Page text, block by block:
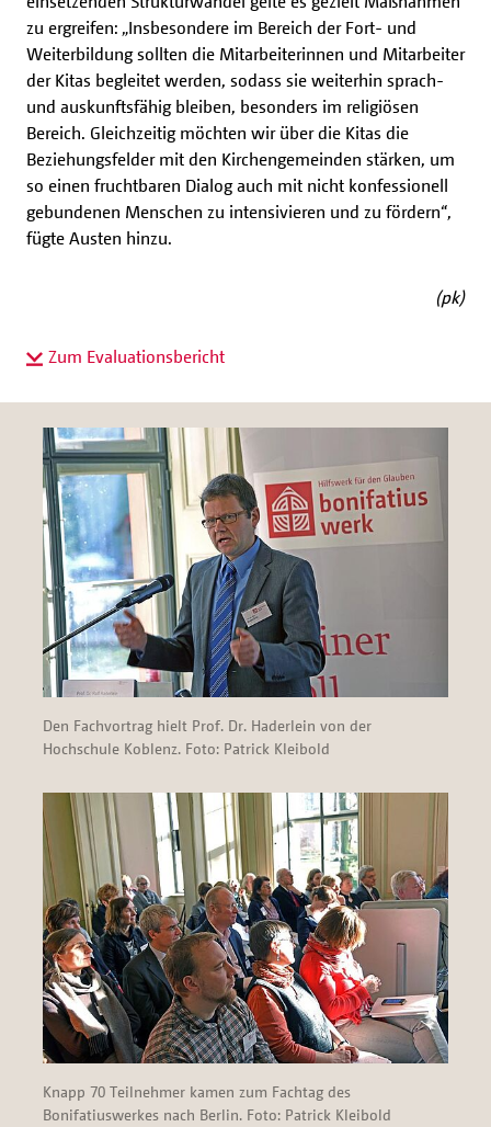
zu ergreifen: „Insbesondere im Bereich der Fort- und
Weiterbildung sollten die Mitarbeiterinnen und Mitarbeiter
der Kitas begleitet werden, sodass sie weiterhin sprach-
und auskunftsfähig bleiben, besonders im religiösen
Bereich. Gleichzeitig möchten wir über die Kitas die
Beziehungsfelder mit den Kirchengemeinden stärken, um
so einen fruchtbaren Dialog auch mit nicht konfessionell
gebundenen Menschen zu intensivieren und zu fördern“,
fügte Austen hinzu.
(pk)
Zum Evaluationsbericht
Den Fachvortrag hielt Prof. Dr. Haderlein von der
Hochschule Koblenz. Foto: Patrick Kleibold
Knapp 70 Teilnehmer kamen zum Fachtag des
Bonifatiuswerkes nach Berlin. Foto: Patrick Kleibold